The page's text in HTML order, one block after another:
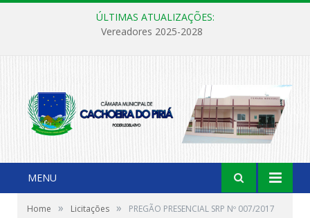
ÚLTIMAS ATUALIZAÇÕES:
Vereadores 2025-2028
MENU
Home » Licitações » PREGÃO PRESENCIAL SRP Nº 007/2017